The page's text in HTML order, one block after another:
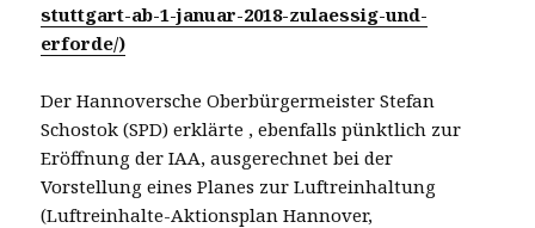
stuttgart-ab-1-januar-2018-zulaessig-und-
erforde/)
Der Hannoversche Oberbürgermeister Stefan
Schostok (SPD) erklärte , ebenfalls pünktlich zur
Eröffnung der IAA, ausgerechnet bei der
Vorstellung eines Planes zur Luftreinhaltung
(Luftreinhalte-Aktionsplan Hannover,